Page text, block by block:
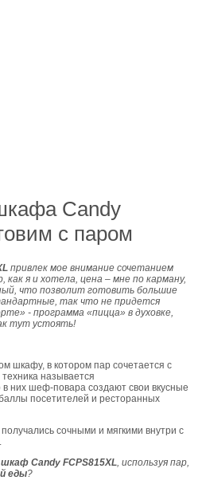
Candy
с паром
привлек мое внимание сочетанием
я и хотела, цена – мне по карману,
что позволит готовить большие
так что не придется
- программа «пицца» в духовке,
тут устоять!
шкафу, в котором пар сочетается с
называется
в них шеф-повара создают свои вкусные
посетителей и ресторанных
сочными и мягкими внутри с
Candy FCPS815XL, используя пар,
еды?